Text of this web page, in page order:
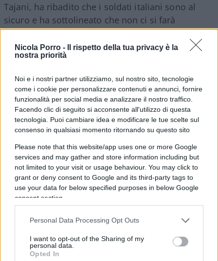
Nicola Porro -
Il rispetto della tua privacy è la
nostra priorità
Noi e i nostri partner utilizziamo, sul nostro sito, tecnologie
come i cookie per personalizzare contenuti e annunci, fornire
funzionalità per social media e analizzare il nostro traffico.
Facendo clic di seguito si acconsente all'utilizzo di questa
tecnologia. Puoi cambiare idea e modificare le tue scelte sul
consenso in qualsiasi momento ritornando su questo sito
Please note that this website/app uses one or more Google
services and may gather and store information including but
not limited to your visit or usage behaviour. You may click to
grant or deny consent to Google and its third-party tags to
use your data for below specified purposes in below Google
consent section.
Personal Data Processing Opt Outs
I want to opt-out of the Sharing of my
personal data.
Opted In
Tajani, ha ribadito che i soldati italiani sono al
sicuro e ha sottolineato che non ci si farà
intimidire da simili attacchi.
La base nel contesto della guerra
in Medio Oriente
Ali Al Salem si trova in un’area strategica, al centro
delle tensioni legate al conflitto tra Iran, Stati Uniti
ultimi giorni, in seguito alla risposta dell’Iran agli
attacchi condotti da Stati Uniti e Israele contro
obiettivi iraniani. Dopo gli attacchi, il personale
italiano ha trovato rifugio nei bunker presenti
nella base. Il drone iraniano fa parte della più
ampia strategia di ritorsioni messe in atto da
regione.